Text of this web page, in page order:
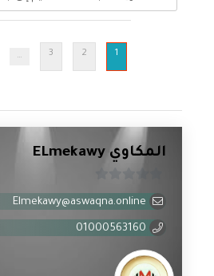
1
2
3
…
المكاوي ELmekawy
0
من
5
Elmekawy@aswaqna.online